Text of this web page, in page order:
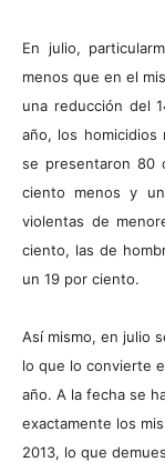
En julio,
menos que en el
una reducción del
año, los homicidios
se presentaron 80
ciento menos y
violentas de
ciento, las de
un 19 por ciento.
Así mismo, en julio
lo que lo convierte
año. A la fecha se
exactamente los
2013, lo que